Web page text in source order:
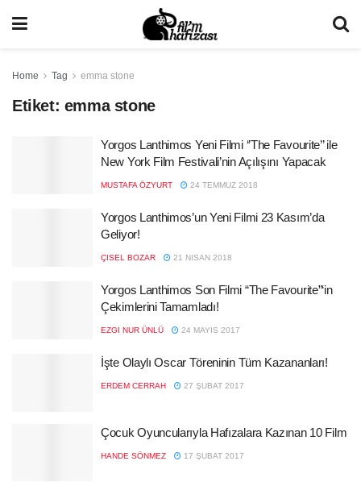
Home Tag emma stone
Etiket: emma stone
Yorgos Lanthimos Yeni Filmi ‘’The Favourite’’ ile
New York Film Festivali’nin Açılışını Yapacak
MUSTAFA ÖZYURT 24 TEMMUZ 2018
Yorgos Lanthimos’un Yeni Filmi 23 Kasım’da
Geliyor!
ÇISEL BOZAR 21 NISAN 2018
Yorgos Lanthimos Son Filmi “The Favourite”‘in
Çekimlerini Tamamladı!
EZGI NUR ÜNLÜ 24 MAYIS 2017
İşte Olaylı Oscar Töreninin Tüm Kazananları!
ERDEM CERRAH 27 ŞUBAT 2017
Çocuk Oyuncularıyla Hafızalara Kazınan 10 Film
HANDE SÖNMEZ 17 ŞUBAT 2017